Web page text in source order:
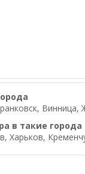
Винница,
в такие города
Харьков,